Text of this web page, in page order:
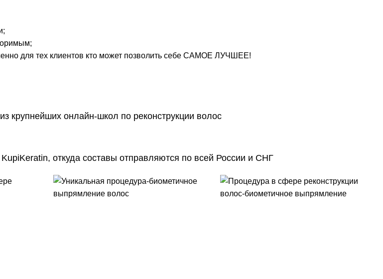
для тех клиентов кто может позволить себе САМОЕ ЛУЧШЕЕ!
крупнейших онлайн-школ по реконструкции волос
откуда составы отправляются по всей России и СНГ